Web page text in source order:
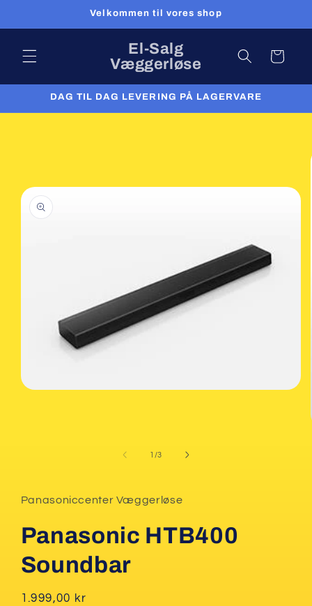
Velkommen til vores shop
El-Salg
Væggerløse
Indkøbskurv
DAG TIL DAG LEVERING PÅ LAGERVARE
1 /af
3
Panasoniccenter Væggerløse
Panasonic HTB400
Soundbar
Normalpris
1.999,00 kr